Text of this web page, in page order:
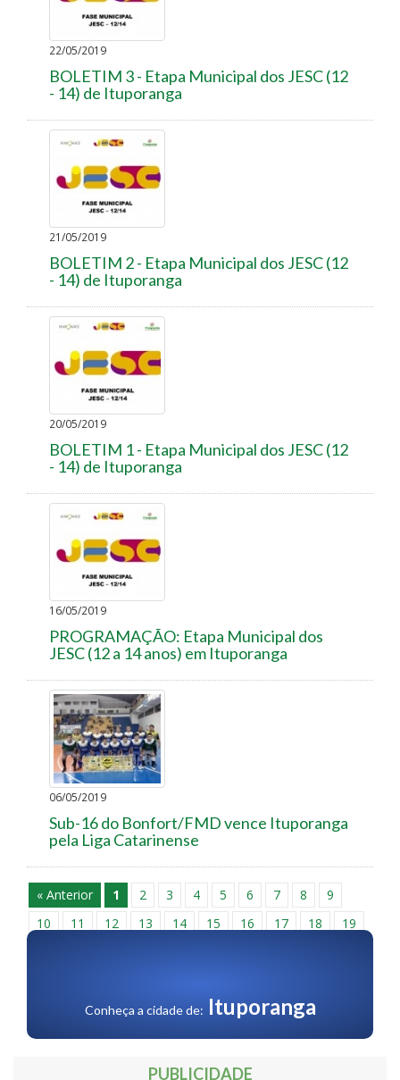
22/05/2019
BOLETIM 3 - Etapa Municipal dos JESC (12
- 14) de Ituporanga
21/05/2019
BOLETIM 2 - Etapa Municipal dos JESC (12
- 14) de Ituporanga
20/05/2019
BOLETIM 1 - Etapa Municipal dos JESC (12
- 14) de Ituporanga
16/05/2019
PROGRAMAÇÃO: Etapa Municipal dos
JESC (12 a 14 anos) em Ituporanga
06/05/2019
Sub-16 do Bonfort/FMD vence Ituporanga
pela Liga Catarinense
« Anterior 1 2 3 4 5 6 7 8
9
10
11 12 13 14 15 16 17 18
19
Conheça a cidade de: Ituporanga
PUBLICIDADE